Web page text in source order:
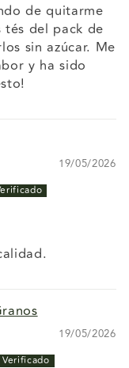
de quitarme
tés del pack de
sin azúcar. Me
y ha sido
19/05/2026
19/05/2026